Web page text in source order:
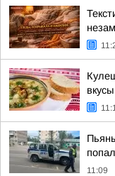
11:09